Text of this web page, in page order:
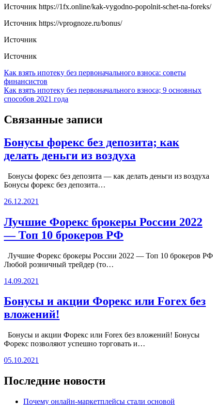
Источник https://1fx.online/kak-vygodno-popolnit-schet-na-foreks/
Источник https://vprognoze.ru/bonus/
Источник
Источник
Навигация
по
записям
Как взять ипотеку без первоначального взноса: советы
финансистов
Как взять ипотеку без первоначального взноса; 9 основных
способов 2021 года
Связанные записи
Бонусы форекс без депозита; как
делать деньги из воздуха
Бонусы форекс без депозита — как делать деньги из воздуха
Бонусы форекс без депозита…
26.12.2021
Лучшие Форекс брокеры России 2022
— Топ 10 брокеров РФ
Лучшие Форекс брокеры России 2022 — Топ 10 брокеров РФ
Любой розничный трейдер (то…
14.09.2021
Бонусы и акции Форекс или Forex без
вложений!
Бонусы и акции Форекс или Forex без вложений! Бонусы
Форекс позволяют успешно торговать и…
05.10.2021
Последние новости
Почему онлайн-маркетплейсы стали основой